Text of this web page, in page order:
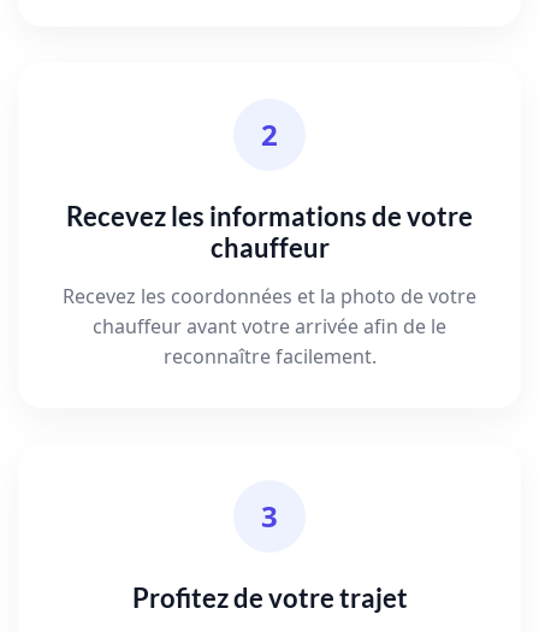
2
Recevez les informations de votre
chauffeur
Recevez les coordonnées et la photo de votre
chauffeur avant votre arrivée afin de le
reconnaître facilement.
3
Profitez de votre trajet